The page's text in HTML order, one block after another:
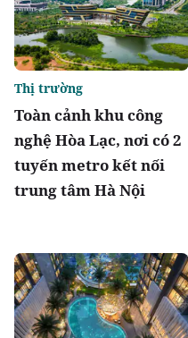
Toàn cảnh khu công
nghệ Hòa Lạc, nơi có 2
tuyến metro kết nối
trung tâm Hà Nội
Thị trường